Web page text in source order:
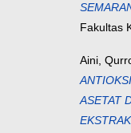
Fakultas
Aini,
ASETAT